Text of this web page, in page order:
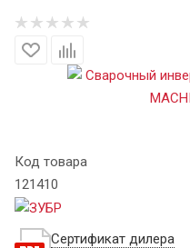
Код товара
121410
Сертификат дилера